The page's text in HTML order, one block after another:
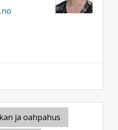
ja oahpahus